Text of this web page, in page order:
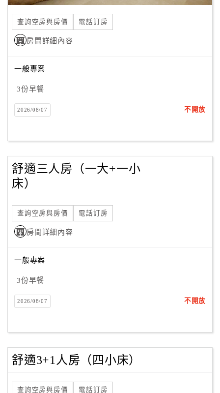
查詢空房與房價 電話訂房
房間詳細內容
一般專案
3份早餐
2026/08/07 不開放
舒適三人房（一大+一小
床）
查詢空房與房價 電話訂房
房間詳細內容
一般專案
3份早餐
2026/08/07 不開放
舒適3+1人房（四小床）
查詢空房與房價 電話訂房